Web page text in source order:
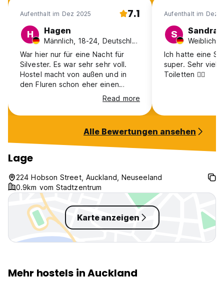
Aufenthalt im Dez 2025 7.1
H Hagen
Männlich, 18-24, Deutschland
War hier nur für eine Nacht für
Silvester. Es war sehr sehr voll.
Hostel macht von außen und in
den Fluren schon eher einen
ranzigen Eindruck, aber die
Badezimmer und Räume sind doch
ganz ordentlich. Nur abgesehen
fast gar keinen Platz für
irgendwas in den Räumen
Read more
Aufenthalt im Dez
S Sandra
Weiblich,
Ich hatte eine
super. Sehr viele
Toiletten 👍🏻
Alle Bewertungen ansehen
Lage
224 Hobson Street, Auckland, Neuseeland
0.9km vom Stadtzentrum
Karte anzeigen
Mehr hostels in Auckland